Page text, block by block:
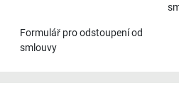
Formulář pro odstoupení od
smlouvy